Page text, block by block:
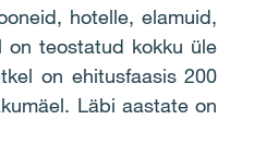
hotelle, elamuid,
on teostatud kokku üle
on ehitusfaasis 200
Läbi aastate on